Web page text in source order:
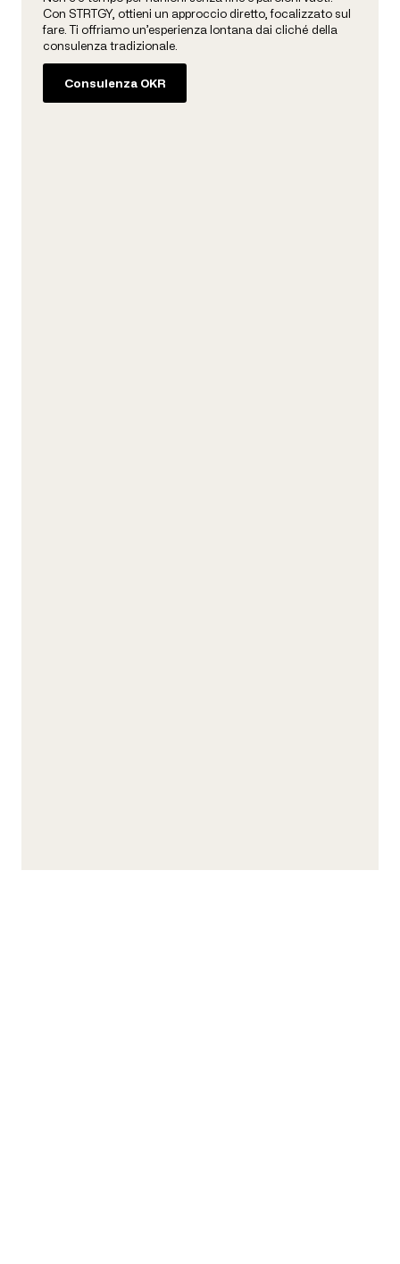
Con STRTGY, ottieni un approccio diretto, focalizzato sul
fare. Ti offriamo un’esperienza lontana dai cliché della
consulenza tradizionale.
Consulenza OKR